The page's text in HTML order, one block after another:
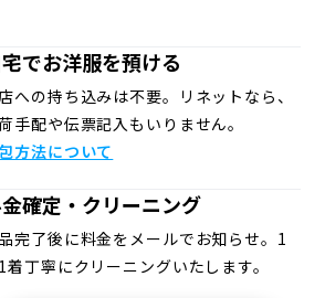
でお洋服を預ける
への持ち込みは不要。リネットなら、
手配や伝票記入もいりません。
方法について
確定・クリーニング
完了後に料金をメールでお知らせ。1
着丁寧にクリーニングいたします。